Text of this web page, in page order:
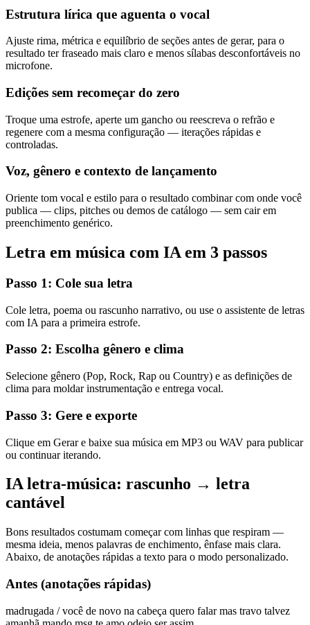
Estrutura lírica que aguenta o vocal
Ajuste rima, métrica e equilíbrio de seções antes de gerar, para o
resultado ter fraseado mais claro e menos sílabas desconfortáveis no
microfone.
Edições sem recomeçar do zero
Troque uma estrofe, aperte um gancho ou reescreva o refrão e
regenere com a mesma configuração — iterações rápidas e
controladas.
Voz, gênero e contexto de lançamento
Oriente tom vocal e estilo para o resultado combinar com onde você
publica — clips, pitches ou demos de catálogo — sem cair em
preenchimento genérico.
Letra em música com IA em 3 passos
Passo 1: Cole sua letra
Cole letra, poema ou rascunho narrativo, ou use o assistente de letras
com IA para a primeira estrofe.
Passo 2: Escolha gênero e clima
Selecione gênero (Pop, Rock, Rap ou Country) e as definições de
clima para moldar instrumentação e entrega vocal.
Passo 3: Gere e exporte
Clique em Gerar e baixe sua música em MP3 ou WAV para publicar
ou continuar iterando.
IA letra-música: rascunho → letra
cantável
Bons resultados costumam começar com linhas que respiram —
mesma ideia, menos palavras de enchimento, ênfase mais clara.
Abaixo, de anotações rápidas a texto para o modo personalizado.
Antes (anotações rápidas)
madrugada / você de novo na cabeça quero falar mas travo talvez